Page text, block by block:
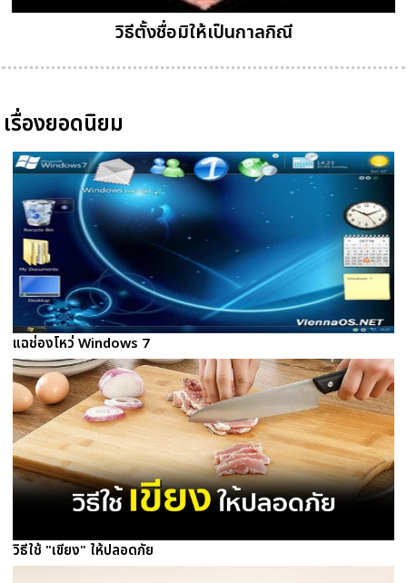
วิธีตั้งชื่อมิให้เป็นกาลกิณี
เรื่องยอดนิยม
แฉช่องโหว่ Windows 7
วิธีใช้ "เขียง" ให้ปลอดภัย